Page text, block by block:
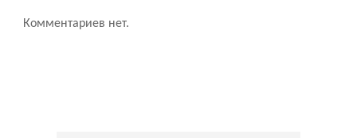
Комментариев нет.